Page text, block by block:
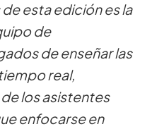
esta edición es la
de
de enseñar las
real,
los asistentes
enfocarse en